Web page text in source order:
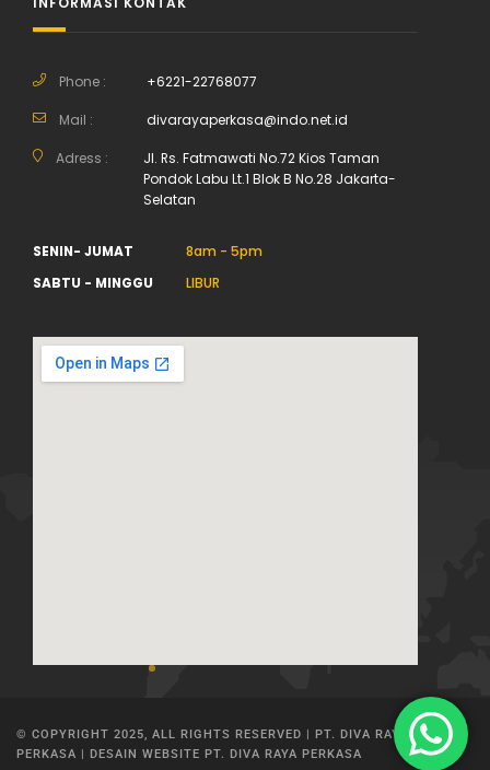
Phone : +6221-22768077
Mail : divarayaperkasa@indo.net.id
Adress :
Jl. Rs. Fatmawati No.72 Kios Taman
Pondok Labu Lt.1 Blok B No.28 Jakarta-
Selatan
SENIN- JUMAT
8am - 5pm
SABTU - MINGGU
LIBUR
© COPYRIGHT 2025, ALL RIGHTS RESERVED | PT. DIVA RAYA
PERKASA | DESAIN WEBSITE PT. DIVA RAYA PERKASA